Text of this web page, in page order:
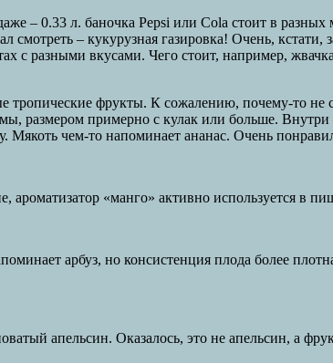
– 0.33 л. баночка Pepsi или Cola стоит в
смотреть – кукурузная газировка! Очень,
с разными вкусами. Чего стоит, например,
тропические фрукты. К сожалению, почему-то
размером примерно с кулак или больше.
Мякоть чем-то напоминает ананас. Очень
ароматизатор «манго» активно используется в
арбуз, но консистенция плода более
апельсин. Оказалось, это не апельсин, а